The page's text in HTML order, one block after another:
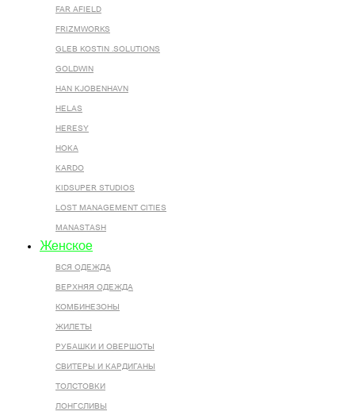
FAR AFIELD
FRIZMWORKS
GLEB KOSTIN .SOLUTIONS
GOLDWIN
HAN KJOBENHAVN
HELAS
HERESY
HOKA
KARDO
KIDSUPER STUDIOS
LOST MANAGEMENT CITIES
MANASTASH
Женское
ВСЯ ОДЕЖДА
ВЕРХНЯЯ ОДЕЖДА
КОМБИНЕЗОНЫ
ЖИЛЕТЫ
РУБАШКИ И ОВЕРШОТЫ
СВИТЕРЫ И КАРДИГАНЫ
ТОЛСТОВКИ
ЛОНГСЛИВЫ